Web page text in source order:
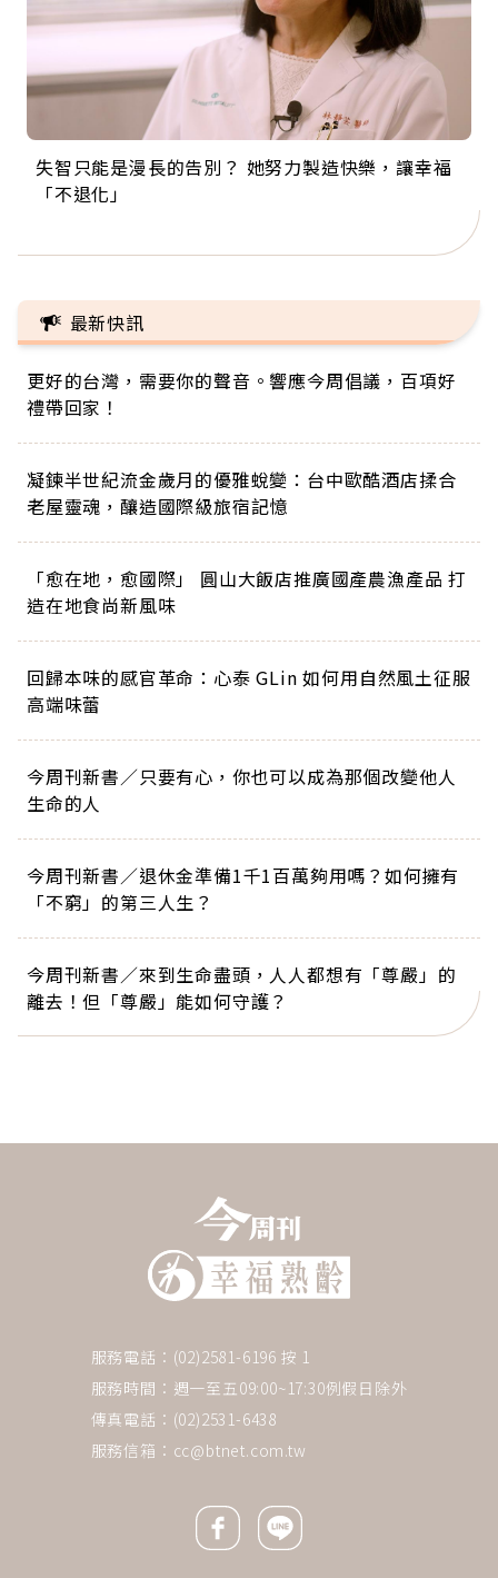
失智只能是漫長的告別？ 她努力製造快樂，讓幸福
「不退化」
來自剛果的巧克力神父 為台灣奉獻36年 「台灣是我
的家，我連作夢都講台語！」
63歲卸矽谷副總、搬回台灣找快樂！「蛋黃哥小
丑」走進安養院，逗樂上萬爺奶：退休後才開始真
104歲打破金氏世界紀錄 成為全球最年長羽球選
手，分享長壽的秘密原來是「這個」
事業巔峰他選擇追夢…黑手阿伯拉小提琴還登上小
巨蛋！連CNN都大讚！
最新快訊
更好的台灣，需要你的聲音。響應今周倡議，百項好
禮帶回家！
凝鍊半世紀流金歲月的優雅蛻變：台中歐酷酒店揉合
老屋靈魂，釀造國際級旅宿記憶
「愈在地，愈國際」 圓山大飯店推廣國產農漁產品 打
造在地食尚新風味
回歸本味的感官革命：心泰 GLin 如何用自然風土征服
高端味蕾
今周刊新書／只要有心，你也可以成為那個改變他人
生命的人
今周刊新書／退休金準備1千1百萬夠用嗎？如何擁有
「不窮」的第三人生？
今周刊新書／來到生命盡頭，人人都想有「尊嚴」的
離去！但「尊嚴」能如何守護？
服務電話：(02)2581-6196 按 1
服務時間：週一至五09:00~17:30例假日除外
傳真電話：(02)2531-6438
服務信箱： cc@btnet.com.tw
Facebook icon
Line icon